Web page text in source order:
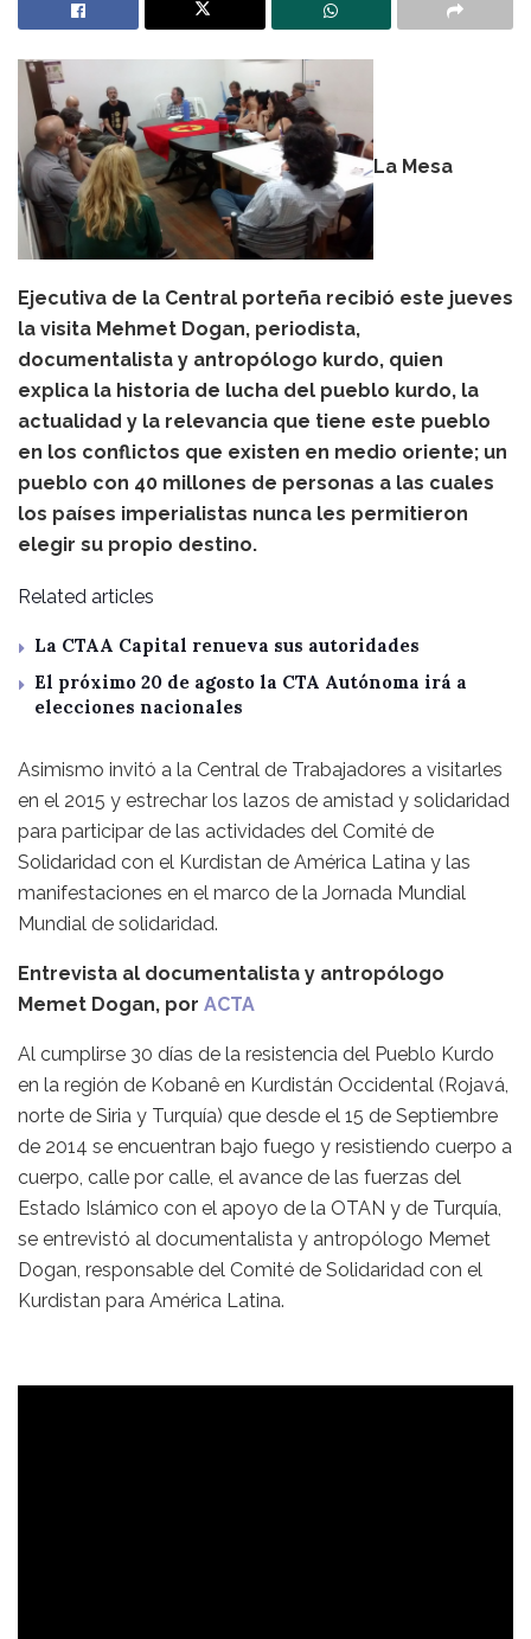
La Mesa
Ejecutiva de la Central porteña recibió este jueves
la visita Mehmet Dogan, periodista,
documentalista y antropólogo kurdo, quien
explica la historia de lucha del pueblo kurdo, la
actualidad y la relevancia que tiene este pueblo
en los conflictos que existen en medio oriente; un
pueblo con 40 millones de personas a las cuales
los países imperialistas nunca les permitieron
elegir su propio destino.
Related articles
La CTAA Capital renueva sus autoridades
El próximo 20 de agosto la CTA Autónoma irá a
elecciones nacionales
Asimismo invitó a la Central de Trabajadores a visitarles
en el 2015 y estrechar los lazos de amistad y solidaridad
para participar de las actividades del Comité de
Solidaridad con el Kurdistan de América Latina y las
manifestaciones en el marco de la Jornada Mundial
Mundial de solidaridad.
Entrevista al documentalista y antropólogo
Memet Dogan, por ACTA
Al cumplirse 30 días de la resistencia del Pueblo Kurdo
en la región de Kobanê en Kurdistán Occidental (Rojavá,
norte de Siria y Turquía) que desde el 15 de Septiembre
de 2014 se encuentran bajo fuego y resistiendo cuerpo a
cuerpo, calle por calle, el avance de las fuerzas del
Estado Islámico con el apoyo de la OTAN y de Turquía,
se entrevistó al documentalista y antropólogo Memet
Dogan, responsable del Comité de Solidaridad con el
Kurdistan para América Latina.